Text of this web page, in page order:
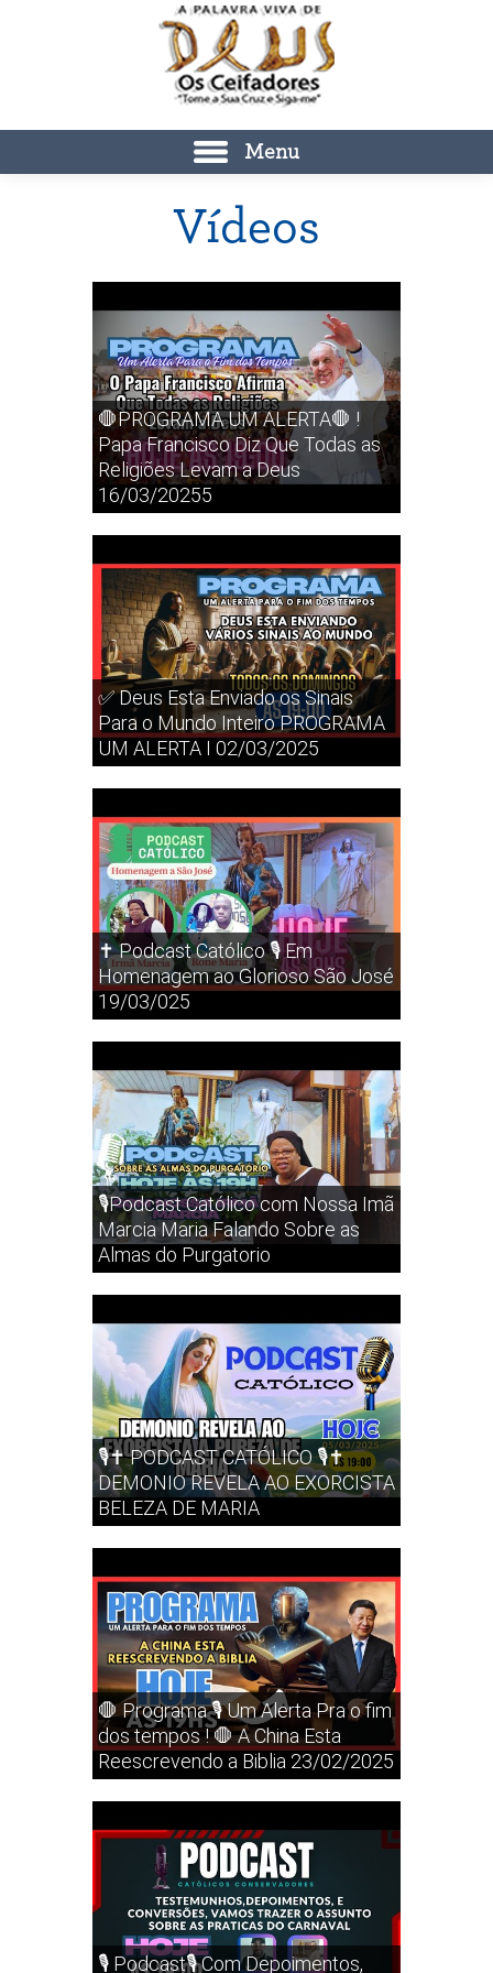
Menu
Vídeos
🛑PROGRAMA UM ALERTA🛑 !
Papa Francisco Diz Que Todas as
Religiões Levam a Deus
16/03/20255
✅ Deus Esta Enviado os Sinais
Para o Mundo Inteiro PROGRAMA
UM ALERTA I 02/03/2025
✝️ Podcast Católico 🎙️ Em
Homenagem ao Glorioso São José
19/03/025
🎙️Podcast Católico com Nossa Imã
Marcia Maria Falando Sobre as
Almas do Purgatorio
🎙️✝️ PODCAST CATÓLICO 🎙️✝️
DEMONIO REVELA AO EXORCISTA
BELEZA DE MARIA
🛑 Programa 🎙️ Um Alerta Pra o fim
dos tempos ! 🛑 A China Esta
Reescrevendo a Biblia 23/02/2025
🎙️ Podcast🎙️ Com Depoimentos,